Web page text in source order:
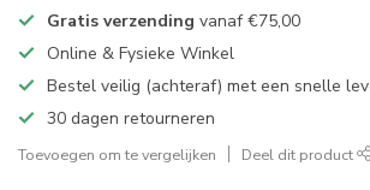
Gratis verzending vanaf€75,00
Online & Fysieke Winkel
Bestel veilig (achteraf) met een snelle
30 dagen retourneren
Toevoegen om te vergelijken Deel dit product